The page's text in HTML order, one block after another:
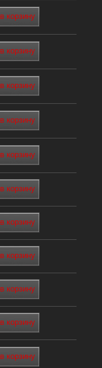
в корзину
в корзину
в корзину
в корзину
в корзину
в корзину
в корзину
в корзину
в корзину
в корзину
в корзину